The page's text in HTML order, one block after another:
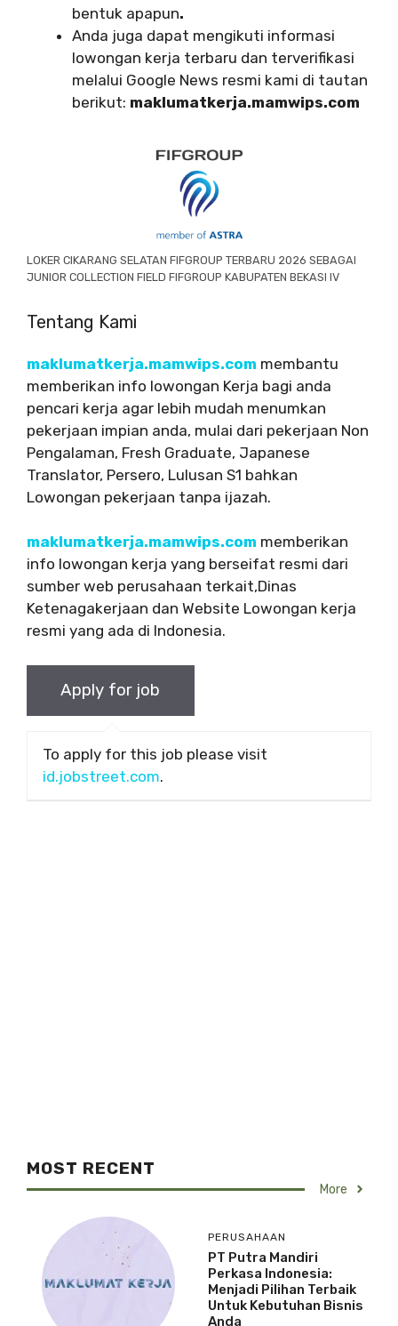
bentuk apapun.
Anda juga dapat mengikuti informasi
lowongan kerja terbaru dan terverifikasi
melalui Google News resmi kami di tautan
berikut: maklumatkerja.mamwips.com
LOKER CIKARANG SELATAN FIFGROUP TERBARU 2026 SEBAGAI
JUNIOR COLLECTION FIELD FIFGROUP KABUPATEN BEKASI IV
Tentang Kami
maklumatkerja.mamwips.com membantu
memberikan info lowongan Kerja bagi anda
pencari kerja agar lebih mudah menumkan
pekerjaan impian anda, mulai dari pekerjaan Non
Pengalaman, Fresh Graduate, Japanese
Translator, Persero, Lulusan S1 bahkan
Lowongan pekerjaan tanpa ijazah.
maklumatkerja.mamwips.com memberikan
info lowongan kerja yang berseifat resmi dari
sumber web perusahaan terkait,Dinas
Ketenagakerjaan dan Website Lowongan kerja
resmi yang ada di Indonesia.
To apply for this job please visit
id.jobstreet.com.
MOST RECENT
More
PERUSAHAAN
PT Putra Mandiri
Perkasa Indonesia:
Menjadi Pilihan Terbaik
Untuk Kebutuhan Bisnis
Anda